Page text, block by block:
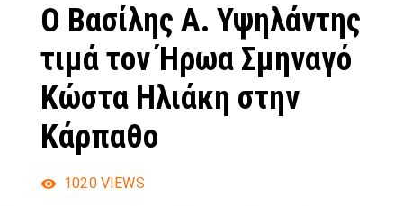
Ο Βασίλης Α. Υψηλάντης
τιμά τον Ήρωα Σμηναγό
Κώστα Ηλιάκη στην
Κάρπαθο
1020 VIEWS